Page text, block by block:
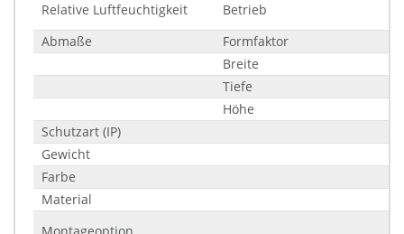
Relative Luftfeuchtigkeit
Betrieb
Abmaße
Formfaktor
Breite
Tiefe
Höhe
Schutzart (IP)
Gewicht
Farbe
Material